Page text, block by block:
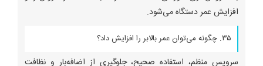
افزایش عمر دستگاه می‌شود.
۳۵. چگونه می‌توان عمر بالابر را افزایش داد؟
سرویس منظم، استفاده صحیح، جلوگیری از اضافه‌بار و نظافت